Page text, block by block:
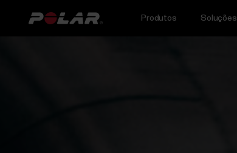
Produtos Soluções